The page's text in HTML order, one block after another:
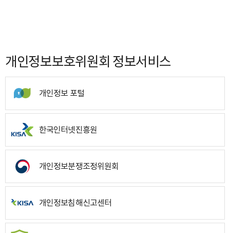
개인정보보호위원회 정보서비스
개인정보 포털
한국인터넷진흥원
개인정보분쟁조정위원회
개인정보침해신고센터